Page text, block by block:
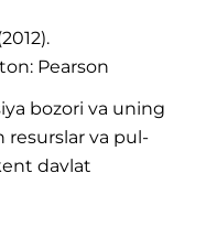
Pearson
bozori va uning
resurslar va pul-
davlat